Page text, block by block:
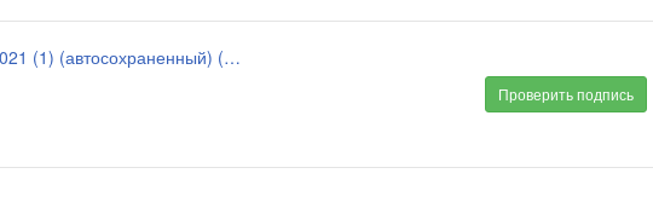
anunt_de_participare_lucrari_01_12_2021 (1) (автосохраненный) (1).signed.pdf
Проверить подпись